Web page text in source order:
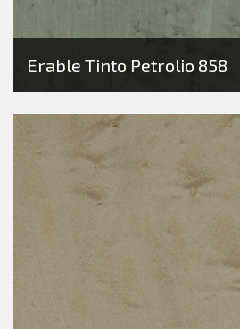
Erable Tinto Petrolio 858